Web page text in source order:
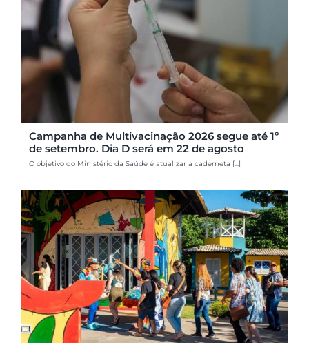
Campanha de Multivacinação 2026 segue até 1º
de setembro. Dia D será em 22 de agosto
O objetivo do Ministério da Saúde é atualizar a caderneta [...]